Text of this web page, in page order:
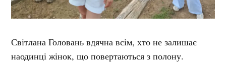
Світлана Головань вдячна всім, хто не залишає
наодинці жінок, що повертаються з полону.